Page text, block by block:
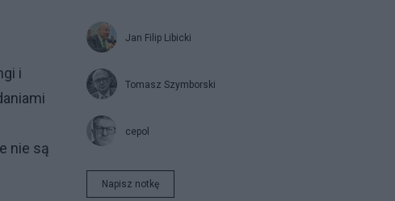
i
nie są
Jan Filip Libicki
Tomasz Szymborski
cepol
Napisz notkę